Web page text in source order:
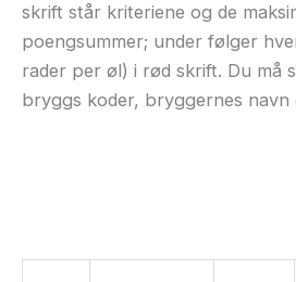
skrift står kriteriene og de
poengsummer; under følger
rader per øl) i rød skrift. Du må
bryggs koder, bryggernes navn